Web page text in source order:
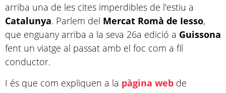
arriba una de les cites imperdibles de l'estiu a
Catalunya. Parlem del Mercat Romà de Iesso,
que enguany arriba a la seva 26a edició a Guissona
fent un viatge al passat amb el foc com a fil
conductor.
I és que com expliquen a la pàgina web de